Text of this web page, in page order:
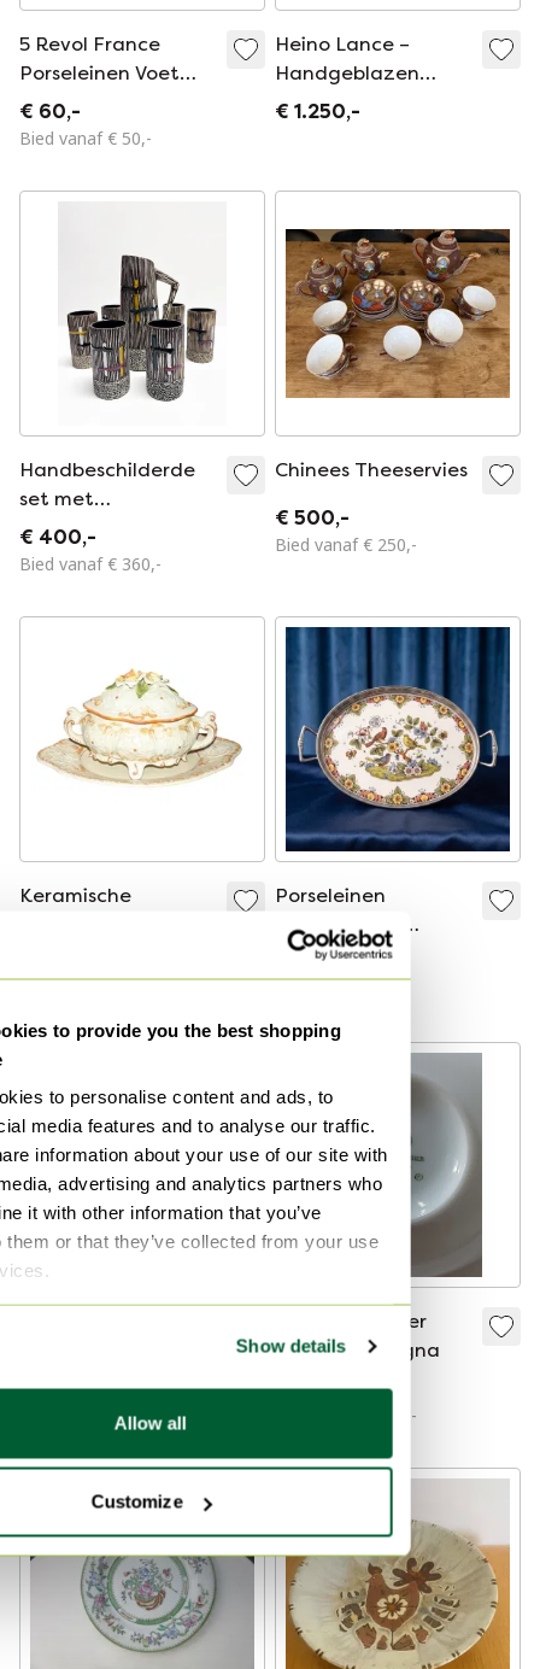
to provide you the best shopping
to personalise content and ads, to
media features and to analyse our traffic.
information about your use of our site with
advertising and analytics partners who
it with other information that you’ve
them or that they’ve collected from your use
Show details
Allow all
Customize
5 Revol France
Porseleinen Voet
Bekers
€ 60,-
Bied vanaf € 50,-
Heino Lance –
Handgeblazen
Zweedse
€ 1.250,-
Handbeschilderde
set met
sinaasappelsap en
water. Frankrijk,
€ 400,-
Bied vanaf € 360,-
Chinees Theeservies
€ 500,-
Bied vanaf € 250,-
Keramische
schotel – Italië – in
Porseleinen
Dienblad Van
Westraven
€ 89,-
ceremonieschaal/ceremoniële
Kobaltblauwe
achtergrond –
Duitse bloemen –
€ 695,-
Bied vanaf € 550,-
Hutschenreuter
Galleria Bollogna
€ 300,-
Bied vanaf € 275,-